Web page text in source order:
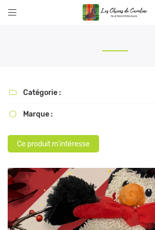

9 rue d’Anes de Montardat
 Recopier le code ci-contre
 Rafraîchir le captcha
 Catégorie :
 Marque :
Ce produit m'intéresse